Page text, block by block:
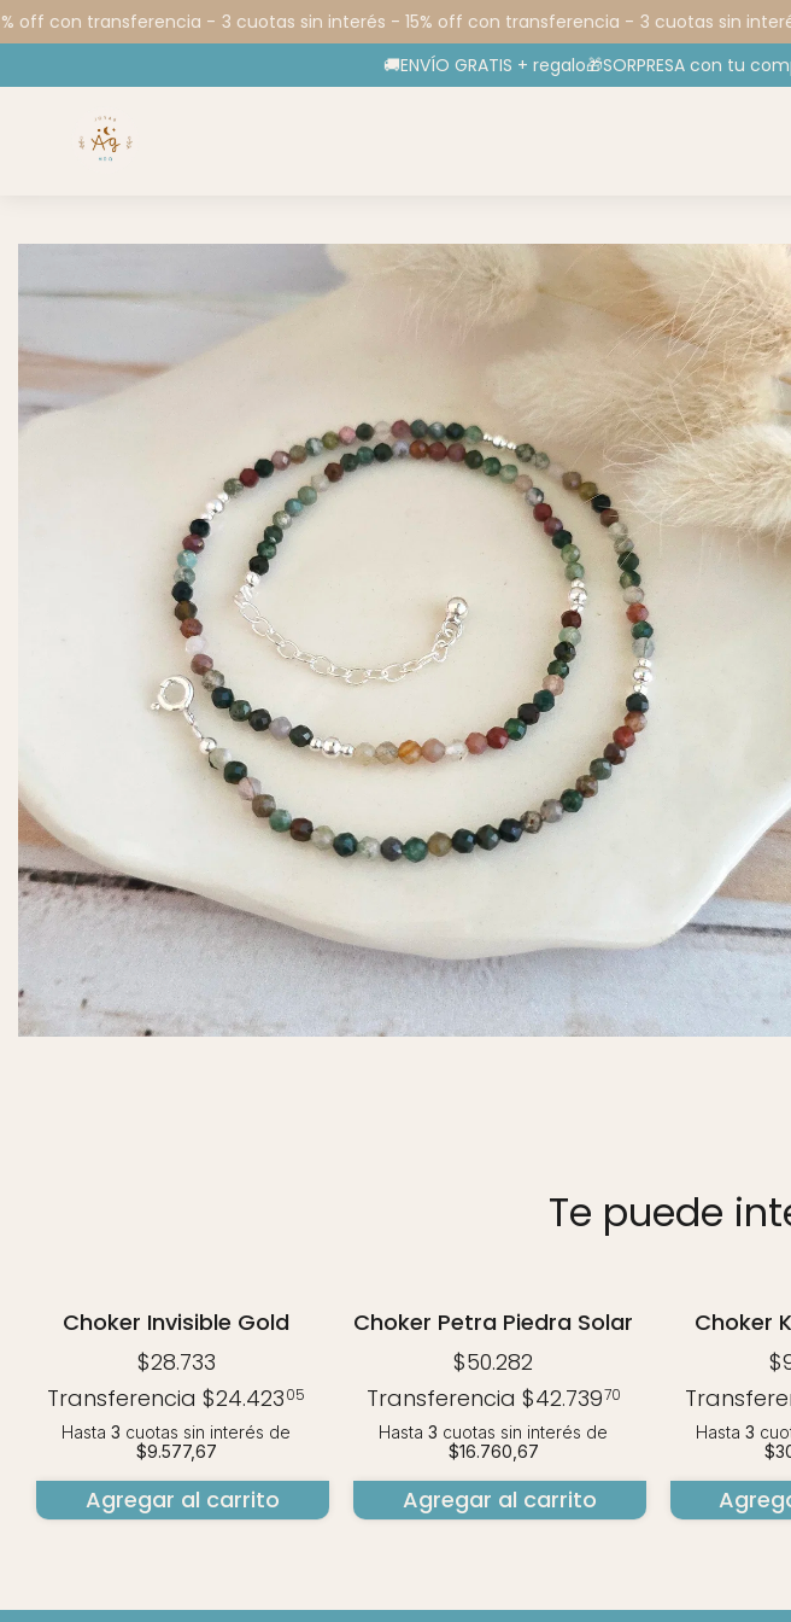
off con transferencia - 3 cuotas sin interés - 15% off con transferencia - 3 cuotas sin
🚚ENVÍO GRATIS + regalo🎁SORPRESA con tu
Te puede
Choker Invisible Gold
$28.733
Transferencia$24.42305
Hasta3 cuotas sin interés de
$9.577,67
Agregar al carrito
Choker Petra Piedra Solar
$50.282
Transferencia $42.73970
Hasta3 cuotas sin interés de
$16.760,67
Agregar al carrito
Choker
Hasta 3